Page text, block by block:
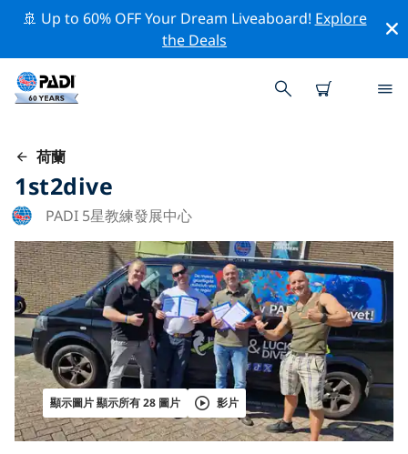
🚢 Up to 60% OFF Your Dream Liveaboard! Explore
the Deals
荷蘭
1st2dive
PADI 5星教練發展中心
顯示圖片 顯示所有 28 圖片 影片